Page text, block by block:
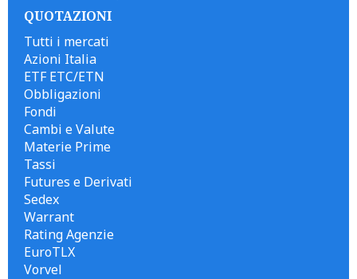
QUOTAZIONI
Tutti i mercati
Azioni Italia
ETF ETC/ETN
Obbligazioni
Fondi
Cambi e Valute
Materie Prime
Tassi
Futures e Derivati
Sedex
Warrant
Rating Agenzie
EuroTLX
Vorvel